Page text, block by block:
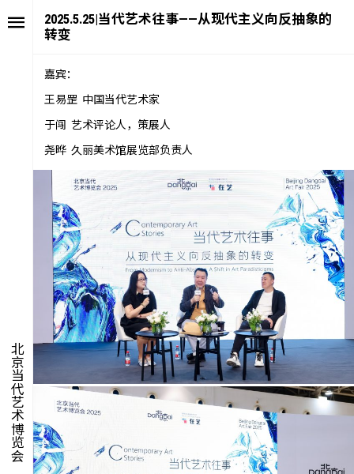
置
像
力
时
饮
艺博
聚像
声场
北京当代艺术博览会
2025.5.25|当代艺术往事——从现代主义向反抽象的
转变
嘉宾：
王易罡 中国当代艺术家
于闯 艺术评论人，策展人
尧晔 久丽美术馆展览部负责人